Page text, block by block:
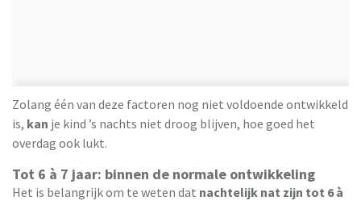
Zolang één van deze factoren nog niet voldoende ontwikkeld
is, kan je kind ’s nachts niet droog blijven, hoe goed het
overdag ook lukt.
Tot 6 à 7 jaar: binnen de normale ontwikkeling
Het is belangrijk om te weten dat nachtelijk nat zijn tot 6 à